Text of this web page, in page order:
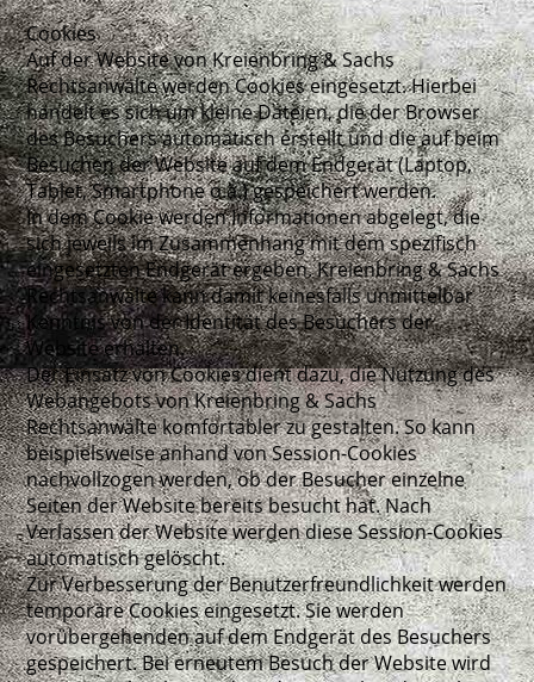
Cookies
Auf der Website von Kreienbring & Sachs
Rechtsanwälte werden Cookies eingesetzt. Hierbei
handelt es sich um kleine Dateien, die der Browser
des Besuchers automatisch erstellt und die auf beim
Besuchen der Website auf dem Endgerät (Laptop,
Tablet, Smartphone o.ä.) gespeichert werden.
In dem Cookie werden Informationen abgelegt, die
sich jeweils im Zusammenhang mit dem spezifisch
eingesetzten Endgerät ergeben. Kreienbring & Sachs
Rechtsanwälte kann damit keinesfalls unmittelbar
Kenntnis von der Identität des Besuchers der
Website erhalten.
Der Einsatz von Cookies dient dazu, die Nutzung des
Webangebots von Kreienbring & Sachs
Rechtsanwälte komfortabler zu gestalten. So kann
beispielsweise anhand von Session-Cookies
nachvollzogen werden, ob der Besucher einzelne
Seiten der Website bereits besucht hat. Nach
Verlassen der Website werden diese Session-Cookies
automatisch gelöscht.
Zur Verbesserung der Benutzerfreundlichkeit werden
temporäre Cookies eingesetzt. Sie werden
vorübergehenden auf dem Endgerät des Besuchers
gespeichert. Bei erneutem Besuch der Website wird